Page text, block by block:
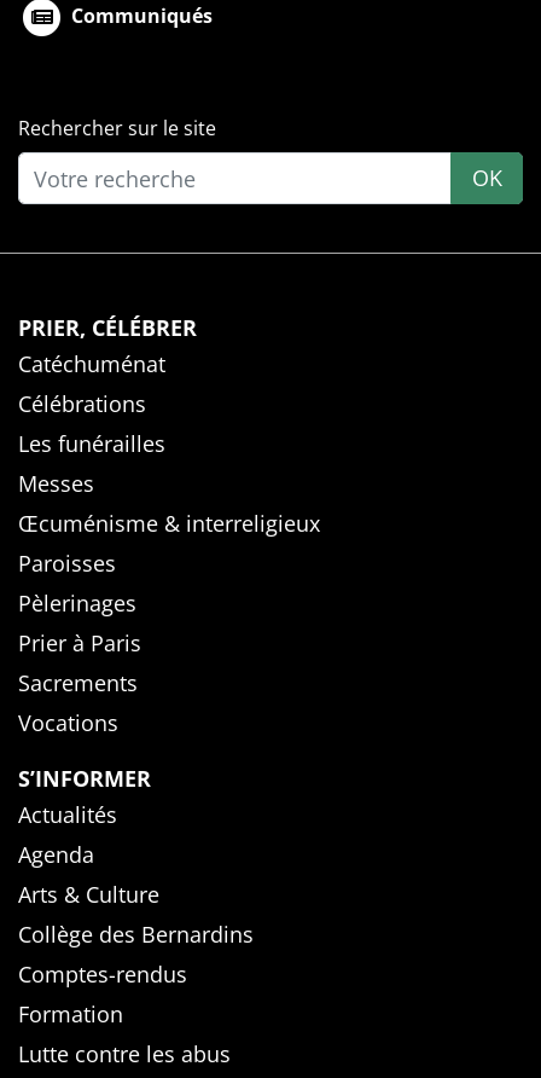
Communiqués
Rechercher sur le site
OK
PRIER, CÉLÉBRER
Catéchuménat
Célébrations
Les funérailles
Messes
Œcuménisme & interreligieux
Paroisses
Pèlerinages
Prier à Paris
Sacrements
Vocations
S’INFORMER
Actualités
Agenda
Arts & Culture
Collège des Bernardins
Comptes-rendus
Formation
Lutte contre les abus